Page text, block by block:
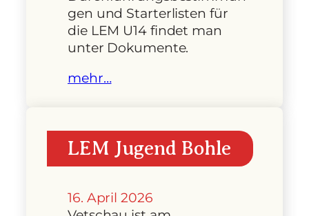
gen und Starterlisten für
die LEM U14 findet man
unter Dokumente.
mehr…
LEM Jugend Bohle
16. April 2026